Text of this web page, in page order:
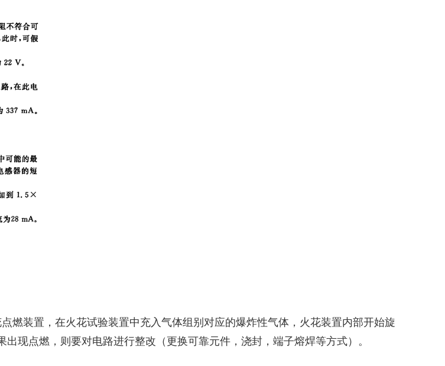
燃装置，在火花试验装置中充入气体组别 对应的爆炸性气体，火花装置内部开始旋
现点燃，则要对电路进行整改（更换可靠元件，浇封，端子熔焊等方式）。